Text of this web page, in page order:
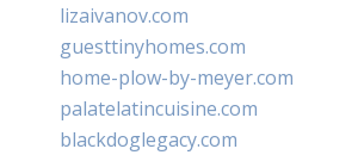
lizaivanov.com
guesttinyhomes.com
home-plow-by-meyer.com
palatelatincuisine.com
blackdoglegacy.com